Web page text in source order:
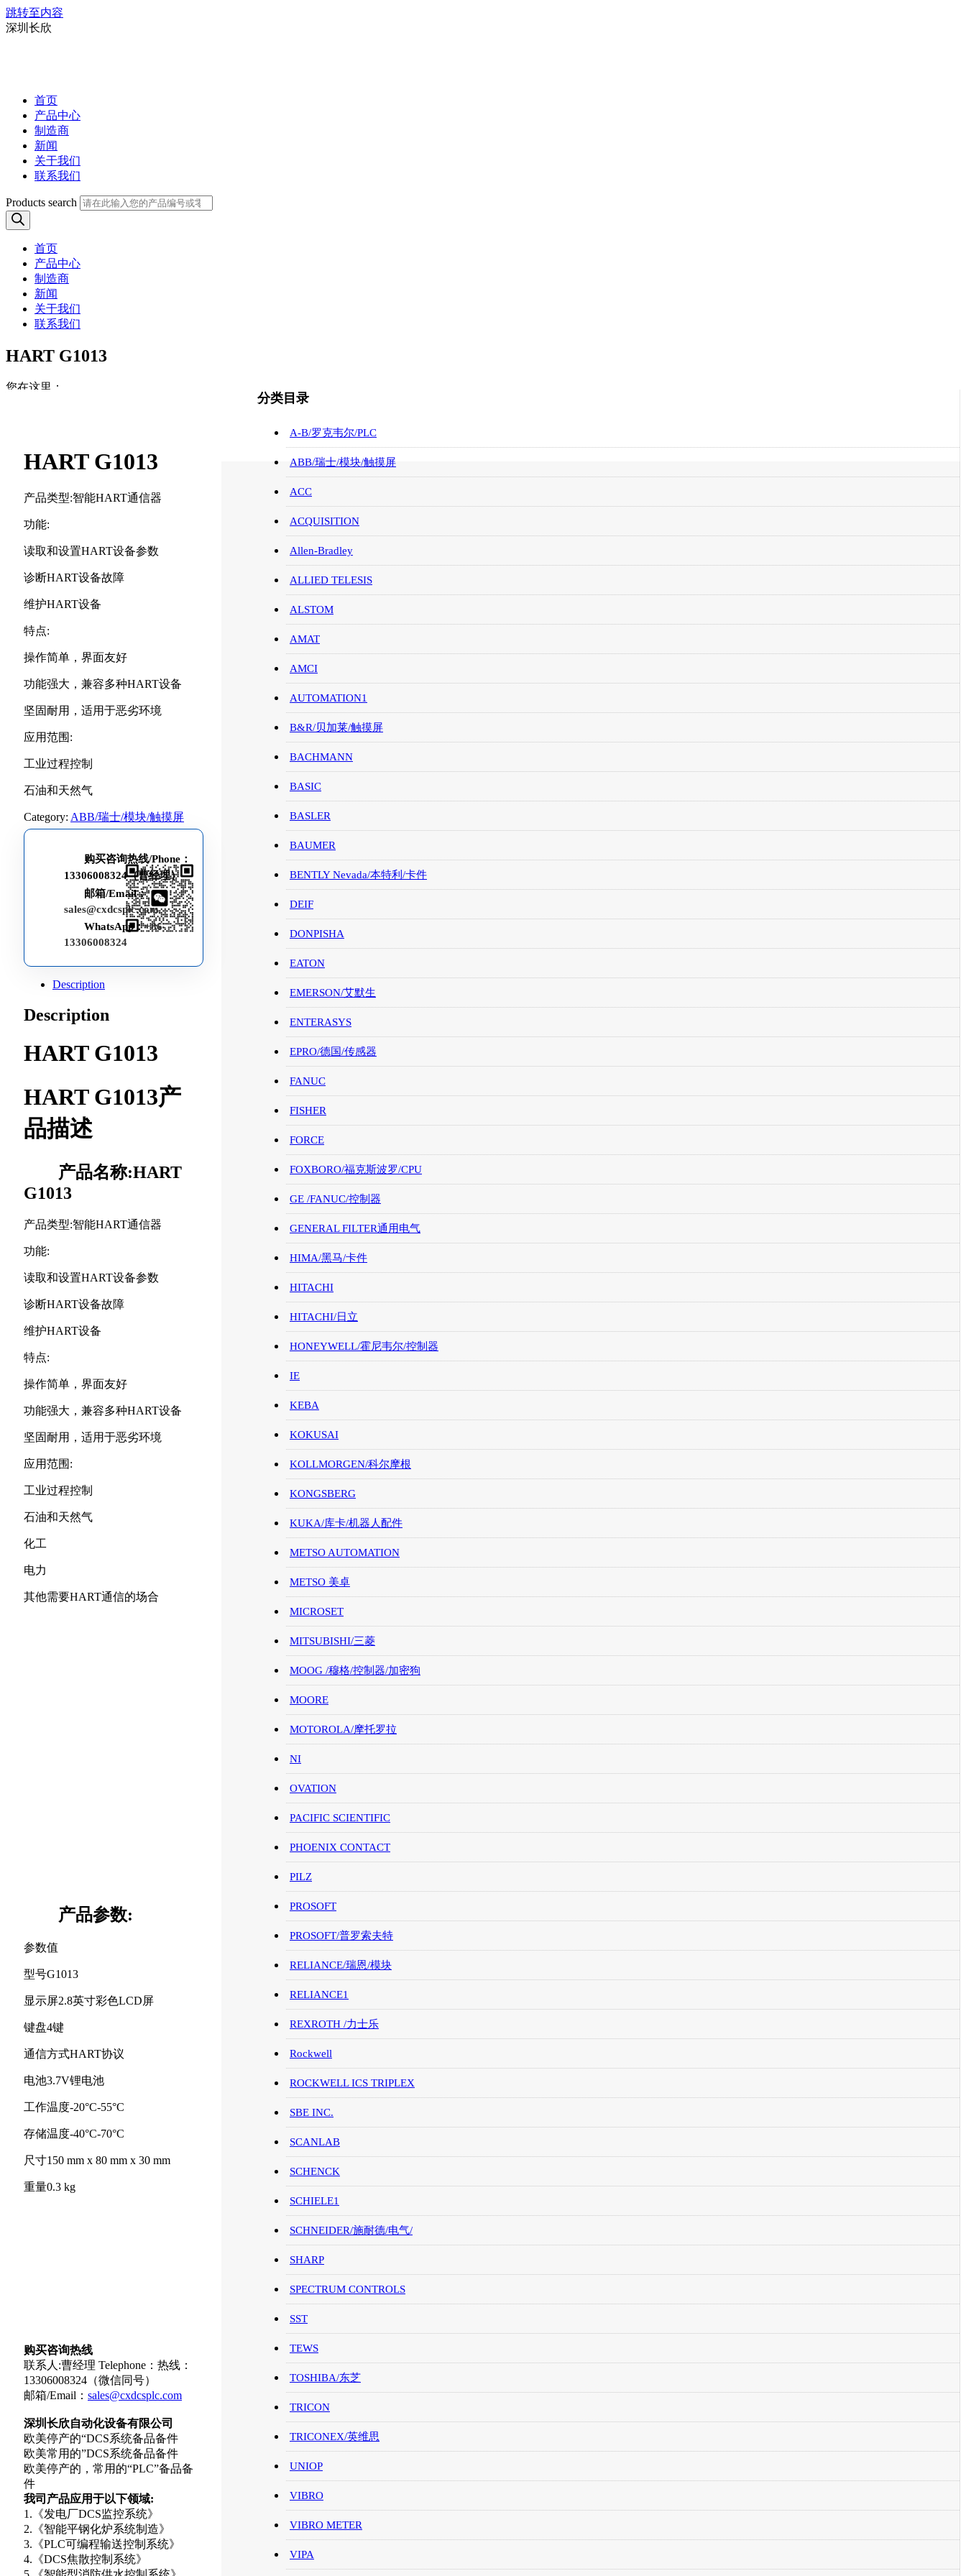
跳转至内容
深圳长欣
首页
产品中心
制造商
新闻
关于我们
联系我们
Products search
首页
产品中心
制造商
新闻
关于我们
联系我们
HART G1013
您在这里：
HART G1013
产品类型:智能HART通信器
功能:
读取和设置HART设备参数
诊断HART设备故障
维护HART设备
特点:
操作简单，界面友好
功能强大，兼容多种HART设备
坚固耐用，适用于恶劣环境
应用范围:
工业过程控制
石油和天然气
Category: ABB/瑞士/模块/触摸屏
购买咨询热线/Phone：
13306008324（曹经理）
邮箱/Email：
sales@cxdcsplc.com
WhatsApp：+86-
13306008324
Description
Description
HART G1013
HART G1013产
品描述
产品名称:HART
G1013
产品类型:智能HART通信器
功能:
读取和设置HART设备参数
诊断HART设备故障
维护HART设备
特点:
操作简单，界面友好
功能强大，兼容多种HART设备
坚固耐用，适用于恶劣环境
应用范围:
工业过程控制
石油和天然气
化工
电力
其他需要HART通信的场合
产品参数:
参数值
型号G1013
显示屏2.8英寸彩色LCD屏
键盘4键
通信方式HART协议
电池3.7V锂电池
工作温度-20°C-55°C
存储温度-40°C-70°C
尺寸150 mm x 80 mm x 30 mm
重量0.3 kg
购买咨询热线
联系人:曹经理 Telephone：热线：
13306008324（微信同号）
邮箱/Email： sales@cxdcsplc.com
深圳长欣自动化设备有限公司
欧美停产的“DCS系统备品备件
欧美常用的”DCS系统备品备件
欧美停产的，常用的“PLC”备品备
件
我司产品应用于以下领域:
1.《发电厂DCS监控系统》
2.《智能平钢化炉系统制造》
3.《PLC可编程输送控制系统》
4.《DCS焦散控制系统》
分类目录
A-B/罗克韦尔/PLC
ABB/瑞士/模块/触摸屏
ACC
ACQUISITION
Allen-Bradley
ALLIED TELESIS
ALSTOM
AMAT
AMCI
AUTOMATION1
B&R/贝加莱/触摸屏
BACHMANN
BASIC
BASLER
BAUMER
BENTLY Nevada/本特利/卡件
DEIF
DONPISHA
EATON
EMERSON/艾默生
ENTERASYS
EPRO/德国/传感器
FANUC
FISHER
FORCE
FOXBORO/福克斯波罗/CPU
GE /FANUC/控制器
GENERAL FILTER通用电气
HIMA/黑马/卡件
HITACHI
HITACHI/日立
HONEYWELL/霍尼韦尔/控制器
IE
KEBA
KOKUSAI
KOLLMORGEN/科尔摩根
KONGSBERG
KUKA/库卡/机器人配件
METSO AUTOMATION
METSO 美卓
MICROSET
MITSUBISHI/三菱
MOOG /穆格/控制器/加密狗
MOORE
MOTOROLA/摩托罗拉
NI
OVATION
PACIFIC SCIENTIFIC
PHOENIX CONTACT
PILZ
PROSOFT
PROSOFT/普罗索夫特
RELIANCE/瑞恩/模块
RELIANCE1
REXROTH /力士乐
Rockwell
ROCKWELL ICS TRIPLEX
SBE INC.
SCANLAB
SCHENCK
SCHIELE1
SCHNEIDER/施耐德/电气/
SHARP
SPECTRUM CONTROLS
SST
TEWS
TOSHIBA/东芝
TRICON
TRICONEX/英维思
UNIOP
VIBRO
VIBRO METER
VIPA